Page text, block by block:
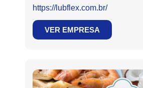
https://lubflex.com.br/
VER EMPRESA